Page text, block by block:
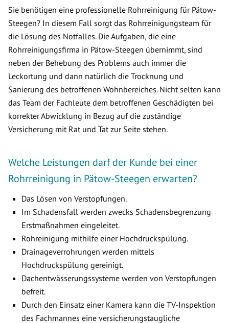
Sie benötigen eine professionelle Rohrreinigung für Pätow-
Steegen? In diesem Fall sorgt das Rohrreinigungsteam für
die Lösung des Notfalles. Die Aufgaben, die eine
Rohrreinigungsfirma in Pätow-Steegen übernimmt, sind
neben der Behebung des Problems auch immer die
Leckortung und dann natürlich die Trocknung und
Sanierung des betroffenen Wohnbereiches. Nicht selten kann
das Team der Fachleute dem betroffenen Geschädigten bei
korrekter Abwicklung in Bezug auf die zuständige
Versicherung mit Rat und Tat zur Seite stehen.
Welche Leistungen darf der Kunde bei einer
Rohrreinigung in Pätow-Steegen erwarten?
Das Lösen von Verstopfungen.
Im Schadensfall werden zwecks Schadensbegrenzung
Erstmaßnahmen eingeleitet.
Rohreinigung mithilfe einer Hochdruckspülung.
Drainageverrohrungen werden mittels
Hochdruckspülung gereinigt.
Dachentwässerungssysteme werden von Verstopfungen
befreit.
Durch den Einsatz einer Kamera kann die TV-Inspektion
des Fachmannes eine versicherungstaugliche